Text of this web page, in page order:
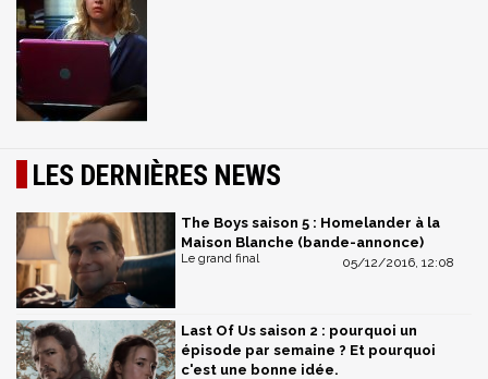
LES DERNIÈRES NEWS
The Boys saison 5 : Homelander à la
Maison Blanche (bande-annonce)
05/12/2016, 12:08
Le grand final
Last Of Us saison 2 : pourquoi un
épisode par semaine ? Et pourquoi
c'est une bonne idée.